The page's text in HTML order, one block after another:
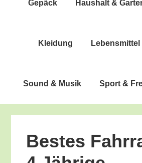
Gepäck Haus­halt &
Klei­dung
Sound & Musik Sport &
Bes­tes